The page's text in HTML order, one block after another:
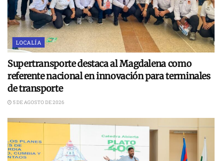
LOCALÍA
Supertransporte destaca al Magdalena como
referente nacional en innovación para terminales
de transporte
5 DE AGOSTO DE 2026